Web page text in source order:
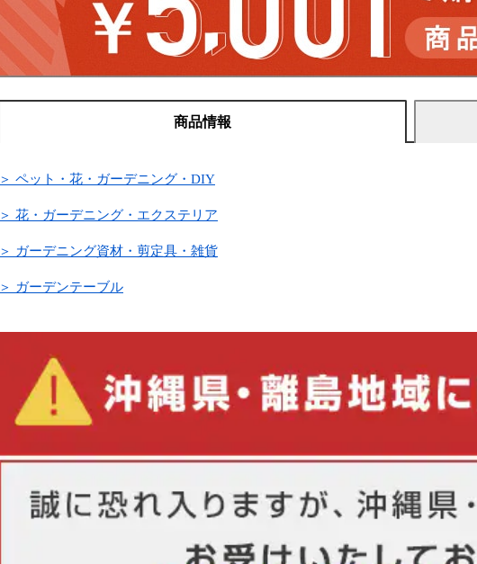
商品情報
＞ ペット・花・ガーデニング・DIY
＞ 花・ガーデニング・エクステリア
＞ ガーデニング資材・剪定具・雑貨
＞ ガーデンテーブル